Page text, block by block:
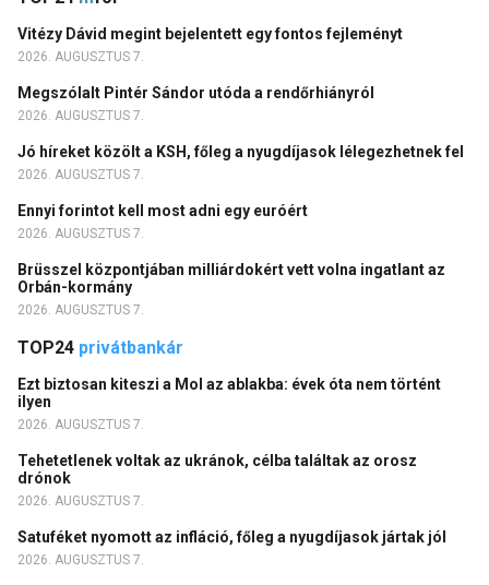
Vitézy Dávid megint bejelentett egy fontos fejleményt
2026. AUGUSZTUS 7.
Megszólalt Pintér Sándor utóda a rendőrhiányról
2026. AUGUSZTUS 7.
Jó híreket közölt a KSH, főleg a nyugdíjasok lélegezhetnek fel
2026. AUGUSZTUS 7.
Ennyi forintot kell most adni egy euróért
2026. AUGUSZTUS 7.
Brüsszel központjában milliárdokért vett volna ingatlant az
Orbán-kormány
2026. AUGUSZTUS 7.
TOP24 privátbankár
Ezt biztosan kiteszi a Mol az ablakba: évek óta nem történt
ilyen
2026. AUGUSZTUS 7.
Tehetetlenek voltak az ukránok, célba találtak az orosz
drónok
2026. AUGUSZTUS 7.
Satuféket nyomott az infláció, főleg a nyugdíjasok jártak jól
2026. AUGUSZTUS 7.